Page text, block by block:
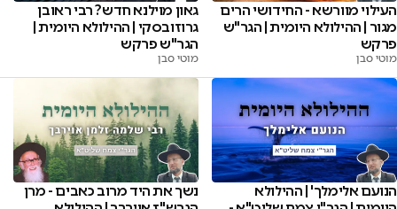
העילוי מוורשא - החידושי הרים
מגור | ההילולא היומית | הגר"ש
פרקש
מוטי סבן
גאון מוילנא חדש? רבי ראובן
גרוזובסקי | ההילולא היומית |
הגר"ש פרקש
מוטי סבן
הנועם אלימלך' | ההילולא
נשך את היד מרוב כאבים - מרן